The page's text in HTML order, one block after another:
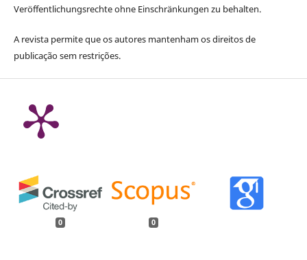
Veröffentlichungsrechte ohne Einschränkungen zu behalten.
A revista permite que os autores mantenham os direitos de
publicação sem restrições.
0 0